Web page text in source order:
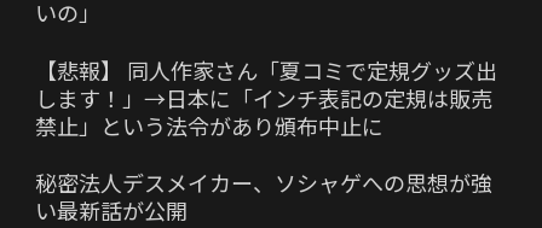
いの」
【悲報】 同人作家さん「夏コミで定規グッズ出
します！」→日本に「インチ表記の定規は販売
禁止」という法令があり頒布中止に
秘密法人デスメイカー、ソシャゲへの思想が強
い最新話が公開